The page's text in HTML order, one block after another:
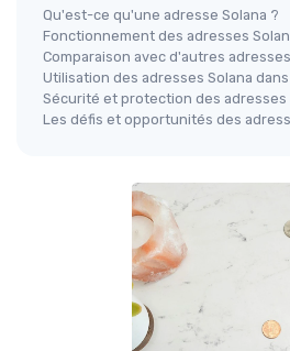
Qu'est-ce qu'une adresse Solana ?
Fonctionnement des adresses
Comparaison avec d'autres
Utilisation des adresses Solana
Sécurité et protection des adresses
Les défis et opportunités des